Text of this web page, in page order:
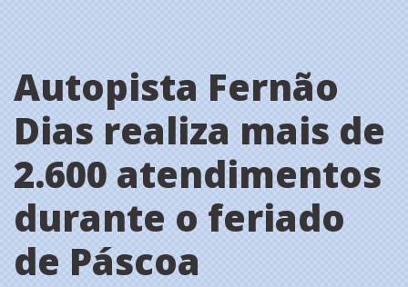
Autopista Fernão
Dias realiza mais de
2.600 atendimentos
durante o feriado
de Páscoa